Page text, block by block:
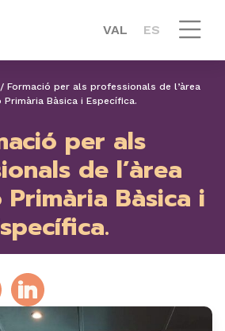
VAL ES
/ Formació per als professionals de l’àrea
Primària Bàsica i Específica.
per als
de l’àrea
Primària Bàsica i